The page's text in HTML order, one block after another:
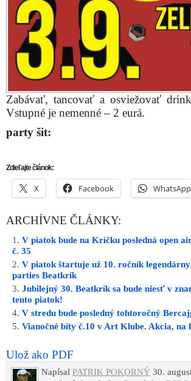
Zabávať, tancovať a osviežovať
Vstupné je nemenné – 2 eurá.
party šit:
Zdieľajte článok:
X Facebook WhatsApp
ARCHÍVNE ČLÁNKY:
V piatok bude na Kríčku posledná open
č. 35
V piatok štartuje už 10. ročník
parties Beatkrík
Jubilejný 30. Beatkrík sa bude niesť v
tento piatok!
V stredu bude posledný tohtoročný
Vianočné bíty č.10 v Art Klube. Akcia, na
Ulož ako PDF
Napísal PATRIK POKORNÝ 30.